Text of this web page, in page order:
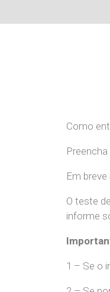
Como
Em
O teste
informe
1 – Se o